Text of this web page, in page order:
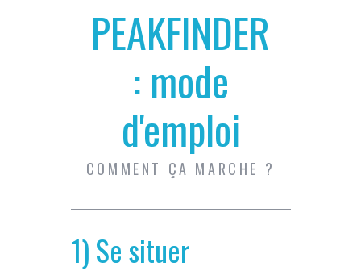
PEAKFINDER
: mode
d'emploi
COMMENT ÇA MARCHE ?
1) Se situer